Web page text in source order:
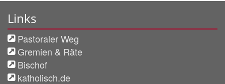
Links
Pastoraler Weg
Gremien & Räte
Bischof
katholisch.de